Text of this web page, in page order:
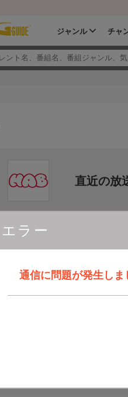
ジャンル チャ
エラー
通信に問題が発生し
直近の放